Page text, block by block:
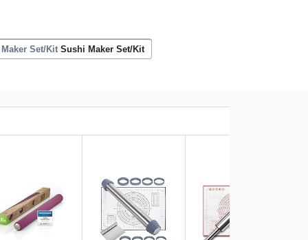
Sushi Maker Set/Kit